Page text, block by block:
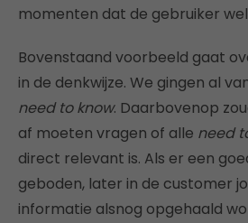
momenten dat de gebruiker
Bovenstaand voorbeeld gaat
in de denkwijze. We gingen al
need to know. Daarbovenop
af moeten vragen of alle need
direct relevant is. Als er een
geboden, later in de customer
informatie alsnog opgehaald